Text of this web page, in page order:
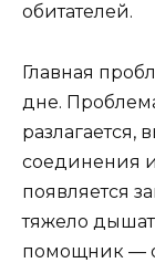
обитателей.
Главная
дне.
разлагается,
соединения
появляется
тяжело
помощник —